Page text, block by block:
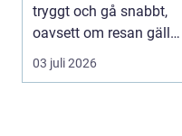
tryggt och gå snabbt,
oavsett om resan gäller
jobbet, bar...
03 juli 2026